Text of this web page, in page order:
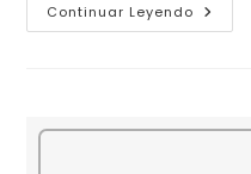
Continuar Leyendo